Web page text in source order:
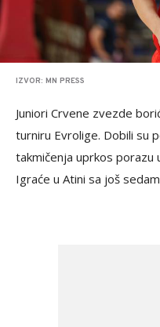
IZVOR: MN PRESS
Juniori Crvene zvezde
turniru Evrolige. Dobili su
takmičenja uprkos porazu
Igraće u Atini sa još